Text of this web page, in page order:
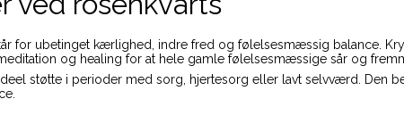
for ubetinget kærlighed, indre fred og følelsesmæssig balance.
og healing for at hele gamle følelsesmæssige sår og
støtte i perioder med sorg, hjertesorg eller lavt selvværd. Den